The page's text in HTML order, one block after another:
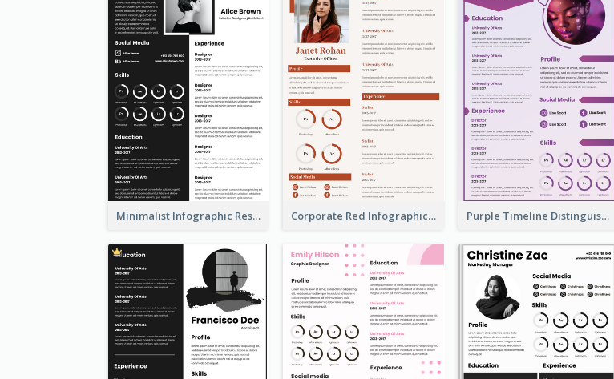
Minimalist Infographic Resume Corporate Red Infographic Resume Purple Timeline Distinguished Resume